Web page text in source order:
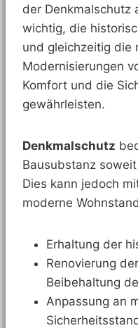
der Denkmalschutz
wichtig, die
und gleichzeitig die
Modernisierungen
Komfort und die
gewährleisten.
Denkmalschutz
Bausubstanz
Dies kann jedoch
moderne
Erhaltung der
Renovierung
Beibehaltung
Anpassung an